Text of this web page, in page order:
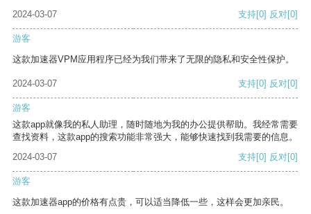
2024-03-07 支持[0] 反对[0]
游客
这款加速器VPM应用程序已经为我们带来了无限的隐私和安全性保护。
2024-03-07 支持[0] 反对[0]
游客
这款app就像我的私人助理，随时随地为我的办公提供帮助。我经常需要
查找资料，这款app的搜索功能非常强大，能够快速找到我需要的信息。
2024-03-07
支持[0] 反对[0]
游客
这款加速器app的价格有点贵，可以适当降低一些，这样会更加亲民。